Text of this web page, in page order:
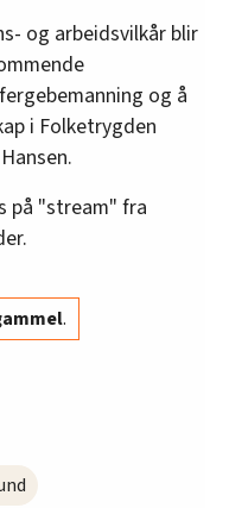
og arbeidsvilkår blir
og å
i Folketrygden
på "stream" fra
.